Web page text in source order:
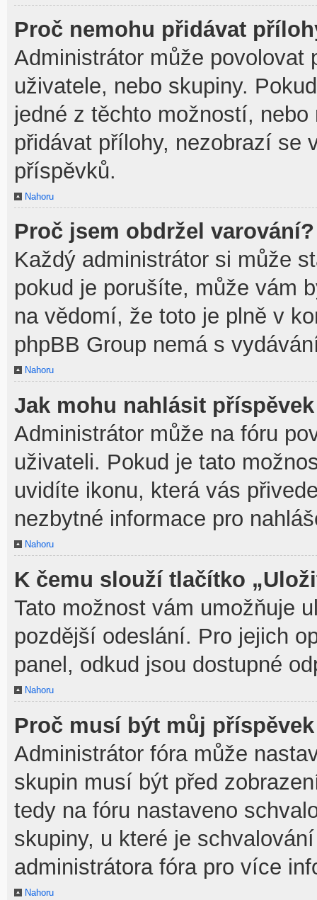
Proč nemohu přidávat
Administrátor může povolovat
uživatele, nebo skupiny.
jedné z těchto možností,
přidávat přílohy, nezobrazí se
příspěvků.
Nahoru
Proč jsem obdržel varování?
Každý administrátor si může
pokud je porušíte, může vám
na vědomí, že toto je plně v
phpBB Group nemá s
Nahoru
Jak mohu nahlásit
Administrátor může na fóru
uživateli. Pokud je tato
uvidíte ikonu, která vás
nezbytné informace pro
Nahoru
K čemu slouží tlačítko
Tato možnost vám umožňuje
pozdější odeslání. Pro jejich
panel, odkud jsou dostupné
Nahoru
Proč musí být můj
Administrátor fóra může
skupin musí být před
tedy na fóru nastaveno
skupiny, u které je
administrátora fóra pro více
Nahoru